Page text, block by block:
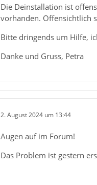
Die Deinstallation ist
vorhanden. Offensichtlich
Bitte dringends um Hilfe,
Danke und Gruss, Petra
2. August 2024 um 13:44
Augen auf im Forum!
Das Problem ist gestern